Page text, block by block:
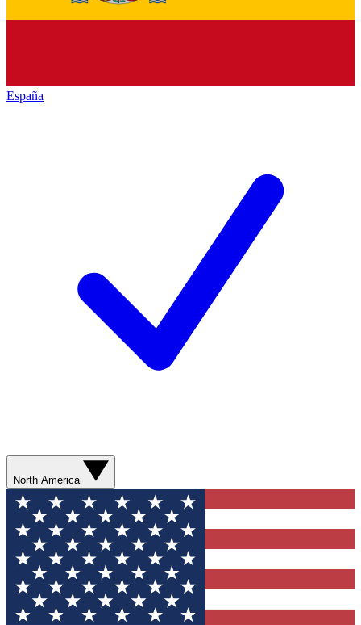
España
North America